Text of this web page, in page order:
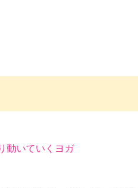
動いていくヨガ